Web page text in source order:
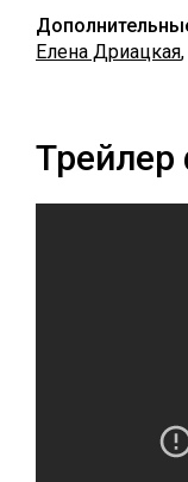
Елена Дриацкая,